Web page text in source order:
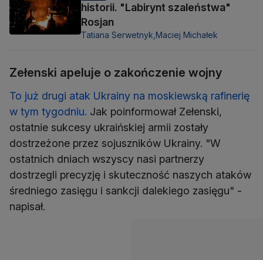
historii. "Labirynt szaleństwa"
Rosjan
Tatiana Serwetnyk, Maciej Michałek
Zełenski apeluje o zakończenie wojny
To już drugi atak Ukrainy na moskiewską rafinerię
w tym tygodniu. Jak poinformował Zełenski,
ostatnie sukcesy ukraińskiej armii zostały
dostrzeżone przez sojuszników Ukrainy. "W
ostatnich dniach wszyscy nasi partnerzy
dostrzegli precyzję i skuteczność naszych ataków
średniego zasięgu i sankcji dalekiego zasięgu" -
napisał.